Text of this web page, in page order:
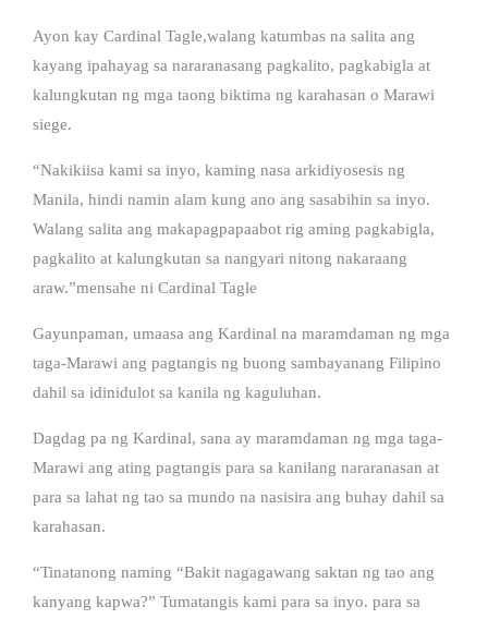
Ayon kay Cardinal Tagle,walang katumbas na salita ang
kayang ipahayag sa nararanasang pagkalito, pagkabigla at
kalungkutan ng mga taong biktima ng karahasan o Marawi
siege.
“Nakikiisa kami sa inyo, kaming nasa arkidiyosesis ng
Manila, hindi namin alam kung ano ang sasabihin sa inyo.
Walang salita ang makapagpapaabot rig aming pagkabigla,
pagkalito at kalungkutan sa nangyari nitong nakaraang
araw.”mensahe ni Cardinal Tagle
Gayunpaman, umaasa ang Kardinal na maramdaman ng mga
taga-Marawi ang pagtangis ng buong sambayanang Filipino
dahil sa idinidulot sa kanila ng kaguluhan.
Dagdag pa ng Kardinal, sana ay maramdaman ng mga taga-
Marawi ang ating pagtangis para sa kanilang nararanasan at
para sa lahat ng tao sa mundo na nasisira ang buhay dahil sa
karahasan.
“Tinatanong naming “Bakit nagagawang saktan ng tao ang
kanyang kapwa?” Tumatangis kami para sa inyo. para sa